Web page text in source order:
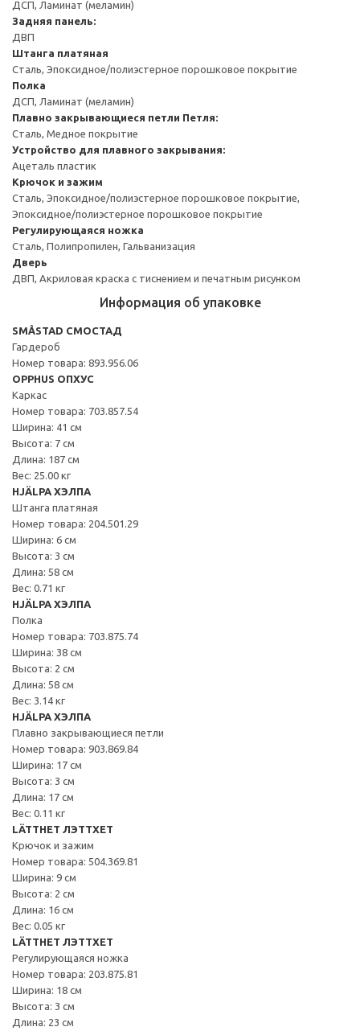
ДСП, Ламинат (меламин)
Задняя панель:
ДВП
Штанга платяная
Сталь, Эпоксидное/полиэстерное порошковое покрытие
Полка
ДСП, Ламинат (меламин)
Плавно закрывающиеся петли Петля:
Сталь, Медное покрытие
Устройство для плавного закрывания:
Ацеталь пластик
Крючок и зажим
Сталь, Эпоксидное/полиэстерное порошковое покрытие,
Эпоксидное/полиэстерное порошковое покрытие
Регулирующаяся ножка
Сталь, Полипропилен, Гальванизация
Дверь
ДВП, Акриловая краска с тиснением и печатным рисунком
Информация об упаковке
SMÅSTAD СМОСТАД
Гардероб
Номер товара: 893.956.06
OPPHUS ОПХУС
Каркас
Номер товара: 703.857.54
Ширина: 41 см
Высота: 7 см
Длина: 187 см
Вес: 25.00 кг
HJÄLPA ХЭЛПА
Штанга платяная
Номер товара: 204.501.29
Ширина: 6 см
Высота: 3 см
Длина: 58 см
Вес: 0.71 кг
HJÄLPA ХЭЛПА
Полка
Номер товара: 703.875.74
Ширина: 38 см
Высота: 2 см
Длина: 58 см
Вес: 3.14 кг
HJÄLPA ХЭЛПА
Плавно закрывающиеся петли
Номер товара: 903.869.84
Ширина: 17 см
Высота: 3 см
Длина: 17 см
Вес: 0.11 кг
LÄTTHET ЛЭТТХЕТ
Крючок и зажим
Номер товара: 504.369.81
Ширина: 9 см
Высота: 2 см
Длина: 16 см
Вес: 0.05 кг
LÄTTHET ЛЭТТХЕТ
Регулирующаяся ножка
Номер товара: 203.875.81
Ширина: 18 см
Высота: 3 см
Длина: 23 см